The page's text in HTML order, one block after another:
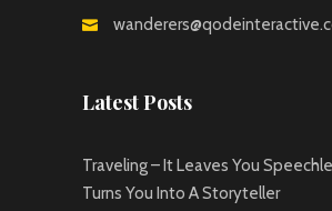
Latest Posts
Traveling – It Leaves You
Turns You Into A Storyteller